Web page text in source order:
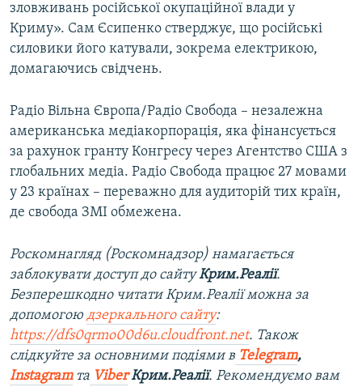
зловживань російської окупаційної влади у
Криму». Сам Єсипенко стверджує, що російські
силовики його катували, зокрема електрикою,
домагаючись свідчень.
Радіо Вільна Європа/Радіо Свобода – незалежна
американська медіакорпорація, яка фінансується
за рахунок гранту Конгресу через Агентство США з
глобальних медіа. Радіо Свобода працює 27 мовами
у 23 країнах – переважно для аудиторій тих країн,
де свобода ЗМІ обмежена.
Роскомнагляд (Роскомнадзор) намагається
заблокувати доступ до сайтуКрим.Реалії.
Безперешкодно читати Крим.Реалії можна за
допомогою дзеркального сайту:
https://dfs0qrmo00d6u.cloudfront.net. Також
слідкуйте за основними подіями в Telegram,
Instagramта ViberКрим.Реалії. Рекомендуємо вам